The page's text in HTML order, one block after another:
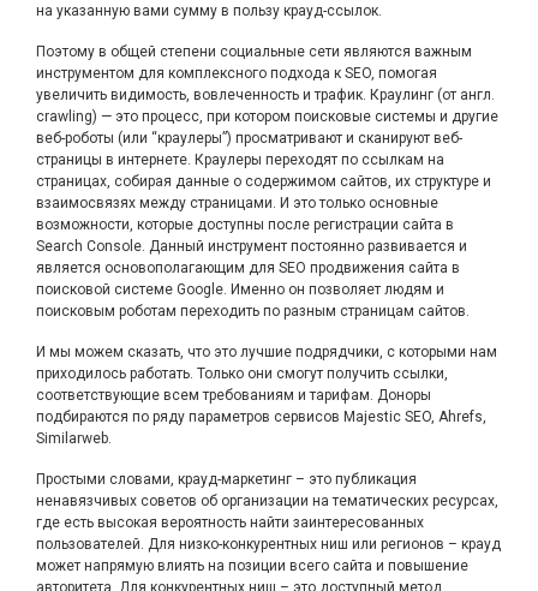
на указанную вами сумму в пользу крауд-ссылок.
Поэтому в общей степени социальные сети являются важным
инструментом для комплексного подхода к SEO, помогая
увеличить видимость, вовлеченность и трафик. Краулинг (от англ.
crawling) — это процесс, при котором поисковые системы и другие
веб-роботы (или “краулеры”) просматривают и сканируют веб-
страницы в интернете. Краулеры переходят по ссылкам на
страницах, собирая данные о содержимом сайтов, их структуре и
взаимосвязях между страницами. И это только основные
возможности, которые доступны после регистрации сайта в
Search Console. Данный инструмент постоянно развивается и
является основополагающим для SEO продвижения сайта в
поисковой системе Google. Именно он позволяет людям и
поисковым роботам переходить по разным страницам сайтов.
И мы можем сказать, что это лучшие подрядчики, с которыми нам
приходилось работать. Только они смогут получить ссылки,
соответствующие всем требованиям и тарифам. Доноры
подбираются по ряду параметров сервисов Majestic SEO, Ahrefs,
Similarweb.
Простыми словами, крауд-маркетинг – это публикация
ненавязчивых советов об организации на тематических ресурсах,
где есть высокая вероятность найти заинтересованных
пользователей. Для низко-конкурентных ниш или регионов – крауд
может напрямую влиять на позиции всего сайта и повышение